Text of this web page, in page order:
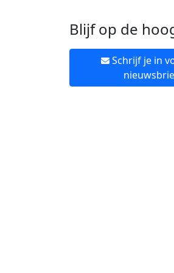
Blijf op de
Schrijf je in